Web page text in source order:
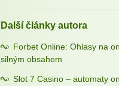
Další články autora
Forbet Online: Ohlasy na
silným obsahem
Slot 7 Casino – automaty